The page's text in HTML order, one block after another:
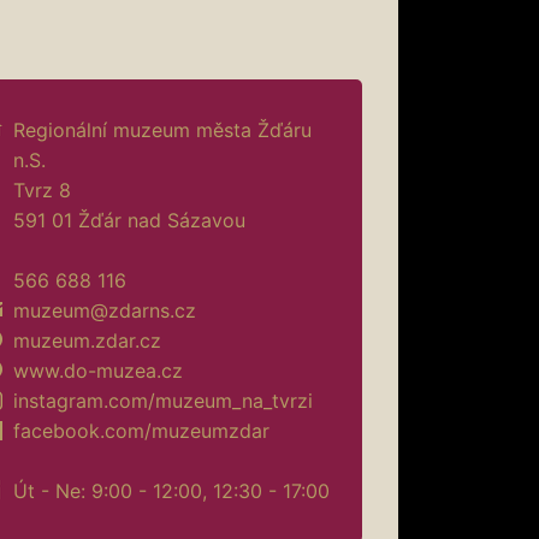
Regionální muzeum města Žďáru
n.S.
Tvrz 8
591 01 Žďár nad Sázavou
566 688 116
muzeum@zdarns.cz
muzeum.zdar.cz
www.do-muzea.cz
instagram.com/muzeum_na_tvrzi
facebook.com/muzeumzdar
Út - Ne: 9:00 - 12:00, 12:30 - 17:00